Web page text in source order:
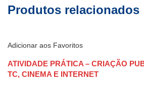
Produtos relacionados
Adicionar aos Favoritos
ATIVIDADE PRÁTICA – CRIAÇÃO
TC, CINEMA E INTERNET